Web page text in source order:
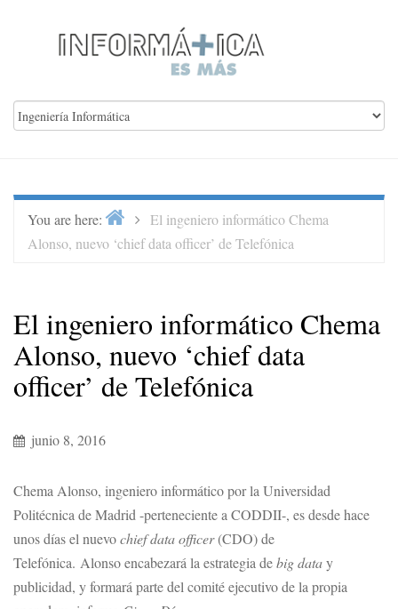
You are here: HomeEl ingeniero informático Chema
Alonso, nuevo ‘chief data officer’ de Telefónica
El ingeniero informático Chema
Alonso, nuevo ‘chief data
officer’ de Telefónica
junio 8, 2016
Chema Alonso, ingeniero informático por la Universidad
Politécnica de Madrid -perteneciente a CODDII-, es desde hace
unos días el nuevochief data officer(CDO) de
Telefónica. Alonso encabezará la estrategia debig datay
publicidad, y formará parte del comité ejecutivo de la propia